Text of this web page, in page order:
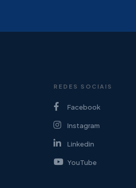
REDES SOCIAIS
Facebook
Instagram
Linkedin
YouTube